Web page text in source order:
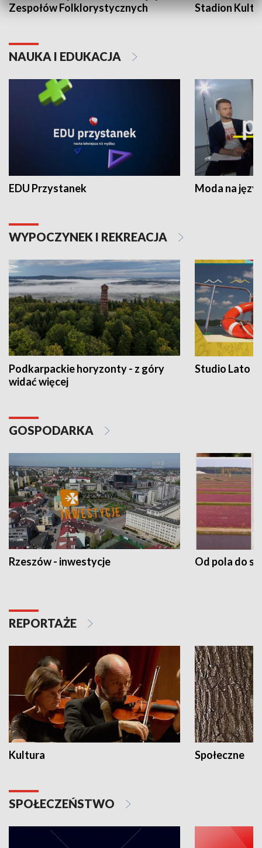
Zespołów Folklorystycznych
Stadion
NAUKA I EDUKACJA
EDU Przystanek Moda na
WYPOCZYNEK I REKREACJA
Podkarpackie horyzonty - z góry
widać więcej
Studio Lato
GOSPODARKA
Rzeszów - inwestycje Od pola do
REPORTAŻE
Kultura Społeczne
SPOŁECZEŃSTWO